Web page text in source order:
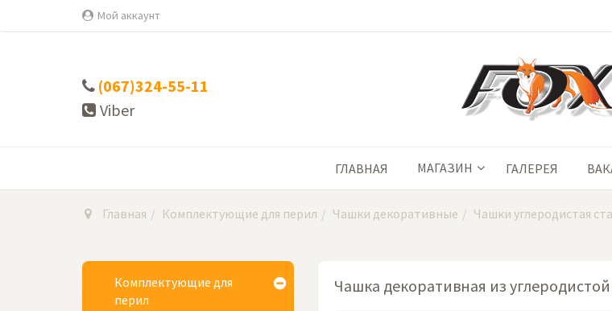
Мой аккаунт
(067)324-55-11
Viber
ГЛАВНАЯ МАГАЗИН ГАЛЕРЕЯ
Главная Комплектующие для перил Чашки декоративные Чашки углеродистая
Чашка декоративная из
Комплектующие для
перил